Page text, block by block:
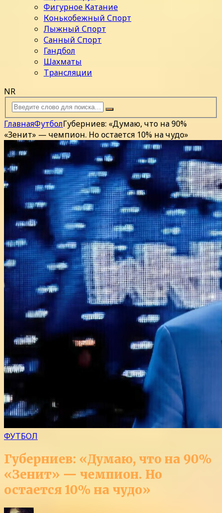
Фигурное Катание
Конькобежный Спорт
Лыжный Спорт
Санный Спорт
Гандбол
Шахматы
Трансляции
NR
ГлавнаяФутболГуберниев: «Думаю, что на 90%
«Зенит» — чемпион. Но остается 10% на чудо»
ФУТБОЛ
Губерниев: «Думаю, что на 90%
«Зенит» — чемпион. Но
остается 10% на чудо»